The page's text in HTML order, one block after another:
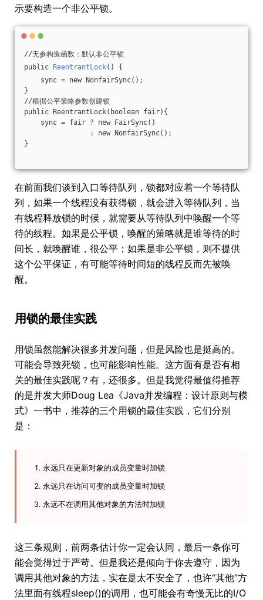
示要构造一个非公平锁。
//无参构造函数：默认非公平锁
public
ReentrantLock() {
sync = new NonfairSync();
}
//根据公平策略参数创建锁
public ReentrantLock(boolean fair){
sync = fair ? new FairSync()
: new NonfairSync();
}
在前面我们谈到入口等待队列，锁都对应着一个等待队
列，如果一个线程没有获得锁，就会进入等待队列，当
有线程释放锁的时候，就需要从等待队列中唤醒一个等
待的线程。如果是公平锁，唤醒的策略就是谁等待的时
间长，就唤醒谁，很公平；如果是非公平锁，则不提供
这个公平保证，有可能等待时间短的线程反而先被唤
醒。
用锁的最佳实践
用锁虽然能解决很多并发问题，但是风险也是挺高的。
可能会导致死锁，也可能影响性能。这方面有是否有相
关的最佳实践呢？有，还很多。但是我觉得最值得推荐
的是并发大师Doug Lea《Java并发编程：设计原则与模
式》一书中，推荐的三个用锁的最佳实践，它们分别
是：
永远只在更新对象的成员变量时加锁
永远只在访问可变的成员变量时加锁
永远不在调用其他对象的方法时加锁
这三条规则，前两条估计你一定会认同，最后一条你可
能会觉得过于严苛。但是我还是倾向于你去遵守，因为
调用其他对象的方法，实在是太不安全了，也许“其他”方
法里面有线程sleep()的调用，也可能会有奇慢无比的I/O